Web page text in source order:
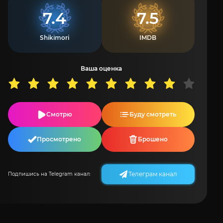
7.4
Shikimori
7.5
IMDB
Ваша оценка
Смотрю Буду смотреть
Просмотрено Брошено
Подпишись на Telegram канал: Телеграм канал